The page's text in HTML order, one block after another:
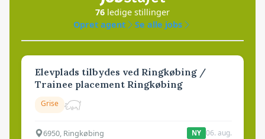
76 ledige stillinger
Opret agent
Se alle jobs
Elevplads tilbydes ved Ringkøbing /
Trainee placement Ringkøbing
Grise
6950, Ringkøbing NY 06. aug.